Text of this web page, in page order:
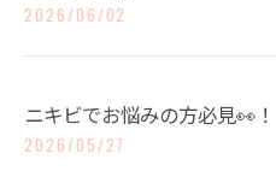
2026/06/02
ニキビでお悩みの方必見👀！
2026/05/27